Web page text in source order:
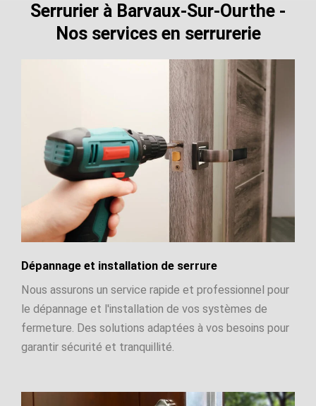
Serrurier à Barvaux-Sur-Ourthe -
Nos services en serrurerie
Dépannage et installation de serrure
Nous assurons un service rapide et professionnel pour
le dépannage et l'installation de vos systèmes de
fermeture. Des solutions adaptées à vos besoins pour
garantir sécurité et tranquillité.